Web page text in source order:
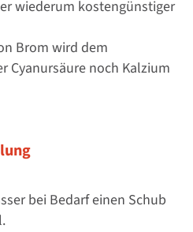
wiederum kostengünstiger
Brom wird dem
Cyanursäure noch Kalzium
bei Bedarf einen Schub